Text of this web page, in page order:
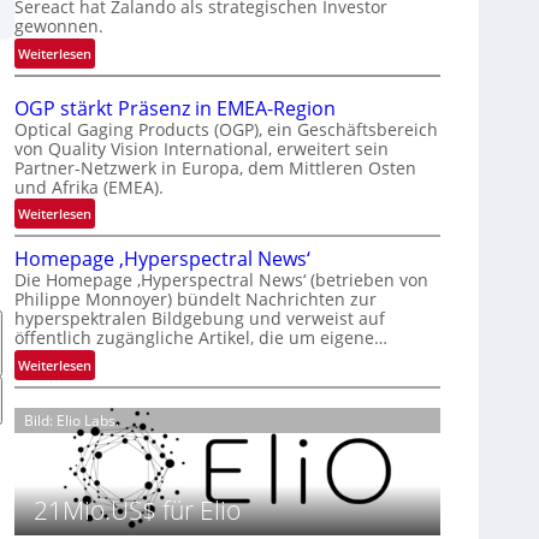
r
n
a
t
i
o
n
a
l
V
i
s
i
o
n
N
i
h
t
2
0
2
Sereact hat Zalando als strategischen Investor
gewonnen.
Weiterlesen:
Z
a
l
a
n
d
o
b
e
t
e
i
l
i
t
s
i
c
h
a
OGP stärkt Präsenz in EMEA-Region
Optical Gaging Products (OGP), ein Geschäftsbereich
von Quality Vision International, erweitert sein
Partner-Netzwerk in Europa, dem Mittleren Osten
und Afrika (EMEA).
Weiterlesen:
O
G
P
s
t
ä
r
t
P
r
ä
s
e
Homepage ‚Hyperspectral News‘
Die Homepage ‚Hyperspectral News‘ (betrieben von
Philippe Monnoyer) bündelt Nachrichten zur
hyperspektralen Bildgebung und verweist auf
öffentlich zugängliche Artikel, die um eigene…
Weiterlesen:
H
o
m
e
p
a
g
Bild: Elio Labs.
21Mio.US$ für Elio